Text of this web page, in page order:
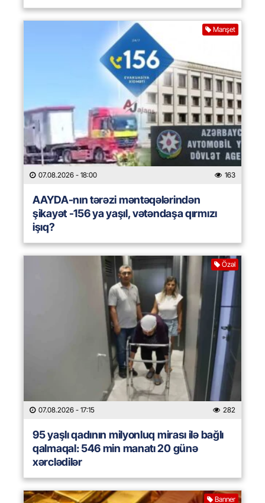
Manşet
07.08.2026 - 18:00 163
AAYDA-nın tərəzi məntəqələrindən
şikayət -156 ya yaşıl, vətəndaşa qırmızı
işıq?
Özəl
07.08.2026 - 17:15 282
95 yaşlı qadının milyonluq mirası ilə bağlı
qalmaqal: 546 min manatı 20 günə
xərclədilər
Banner